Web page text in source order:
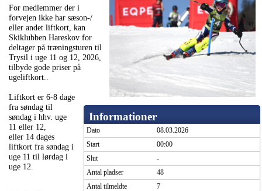
Informationer
Dato
08.03.2026
Start
00:00
Slut
-
Antal pladser
48
Antal tilmeldte
7
For medlemmer der i
forvejen ikke har sæson-/
eller andet liftkort, kan
Skiklubben Hareskov for
deltager på træningsturen til
Trysil i uge 11 og 12, 2026,
tilbyde gode priser på
ugeliftkort..
Liftkort er 6-8 dage
fra søndag til
søndag i hhv. uge
11 eller 12,
eller 14 dages
liftkort fra søndag i
uge 11 til lørdag i
uge 12.